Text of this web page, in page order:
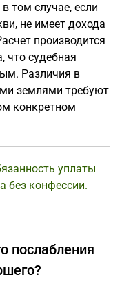
том случае, если
не имеет дохода
производится
что судебная
Различия в
землями требуют
конкретном
уплаты
без конфессии.
послабления